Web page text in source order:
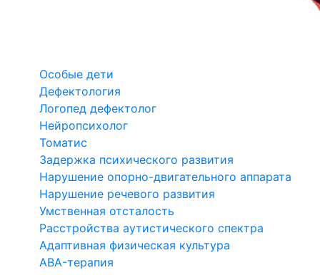
Особые дети
Дефектология
Логопед дефектолог
Нейропсихолог
Томатис
Задержка психического развития
Нарушение опорно-двигательного аппарата
Нарушение речевого развития
Умственная отсталость
Расстройства аутистического спектра
Адаптивная физическая культура
ABA-терапия